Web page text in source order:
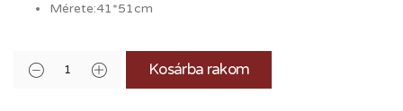
Mérete:41*51cm
Kosárba rakom